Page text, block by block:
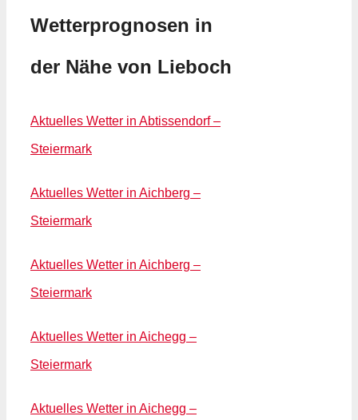
Wetterprognosen in
der Nähe von Lieboch
Aktuelles Wetter in Abtissendorf –
Steiermark
Aktuelles Wetter in Aichberg –
Steiermark
Aktuelles Wetter in Aichberg –
Steiermark
Aktuelles Wetter in Aichegg –
Steiermark
Aktuelles Wetter in Aichegg –